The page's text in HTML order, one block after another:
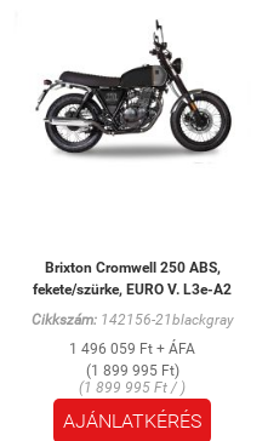
Brixton Cromwell 250 ABS,
fekete/szürke, EURO V. L3e-A2
Cikkszám:142156-21blackgray
1 496 059 Ft + ÁFA
(1 899 995 Ft)
(1 899 995 Ft / )
AJÁNLATKÉRÉS